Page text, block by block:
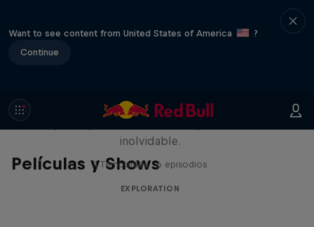
Want to see content from United States of America
?
Continue
Películas y Shows
Rob Warner’s Wild Rides
inolvidable.
1 Temporada · 6 episodios
EXPLORATION